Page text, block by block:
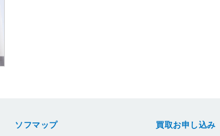
ソフマップ 買取お申し込み